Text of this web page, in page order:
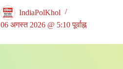
IndiaPolKhol
06 अगस्त 2026 @ 5:10 पूर्वाह्न